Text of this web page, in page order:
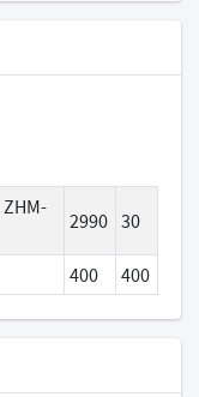
2990 30
400 400